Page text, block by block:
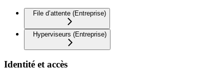
File d’attente (Entreprise)
Hyperviseurs (Entreprise)
Identité et accès